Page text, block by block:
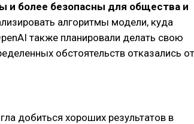
и более безопасны для общества и
алгоритмы модели, куда
также планировали делать свою
обстоятельств отказались от
добиться хороших результатов в